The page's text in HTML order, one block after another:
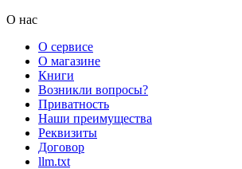
О нас
О сервисе
О магазине
Книги
Возникли вопросы?
Приватность
Наши преимущества
Реквизиты
Договор
llm.txt